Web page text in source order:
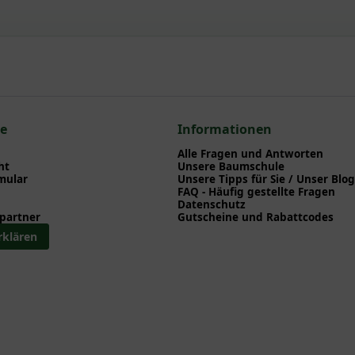
'Spirale' 250-300 cm (2)
Informationen
Alle Fragen und Antworten
Unsere Baumschule
Unsere Tipps für Sie / Unser Blog
FAQ - Häufig gestellte Fragen
Datenschutz
Gutscheine und Rabattcodes